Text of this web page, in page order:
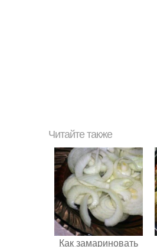
Читайте также
Как замариновать